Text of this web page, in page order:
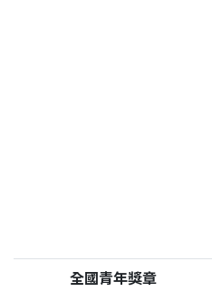
全國青年獎章